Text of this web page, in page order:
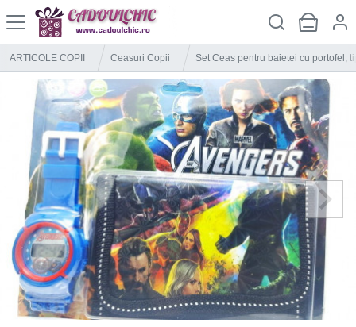
ARTICOLE COPII Ceasuri Copii Set Ceas pentru baietei cu portofel,